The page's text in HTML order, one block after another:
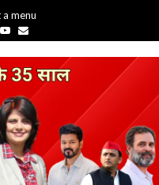
menu
Youtube
Email